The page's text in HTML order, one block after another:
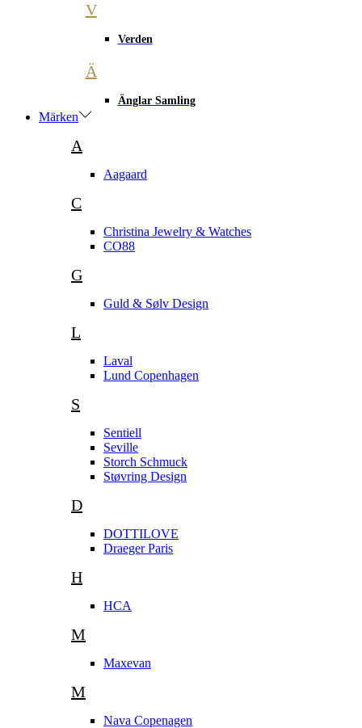
V
Verden
Ä
Änglar Samling
Märken
A
Aagaard
C
Christina Jewelry & Watches
CO88
G
Guld & Sølv Design
L
Laval
Lund Copenhagen
S
Sentiell
Seville
Storch Schmuck
Støvring Design
D
DOTTILOVE
Draeger Paris
H
HCA
M
Maxevan
M
Nava Copenagen